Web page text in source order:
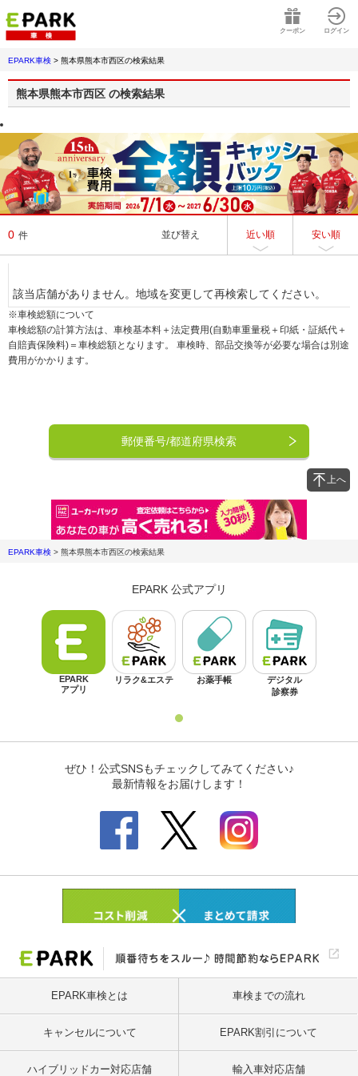
クーポン ログイン
EPARK車検 > 熊本県熊本市西区の検索結果
熊本県熊本市西区 の検索結果
0 件 並び替え 近い順 安い順
該当店舗がありません。地域を変更して再検索してください。
※車検総額について
車検総額の計算方法は、車検基本料＋法定費用(自動車重量税＋印紙・証紙代＋
自賠責保険料)＝車検総額となります。 車検時、部品交換等が必要な場合は別途
費用がかかります。
郵便番号/都道府県検索
上へ
EPARK車検 > 熊本県熊本市西区の検索結果
EPARK車検とは 車検までの流れ
キャンセルについて EPARK割引について
ハイブリッドカー対応店舗 輸入車対応店舗